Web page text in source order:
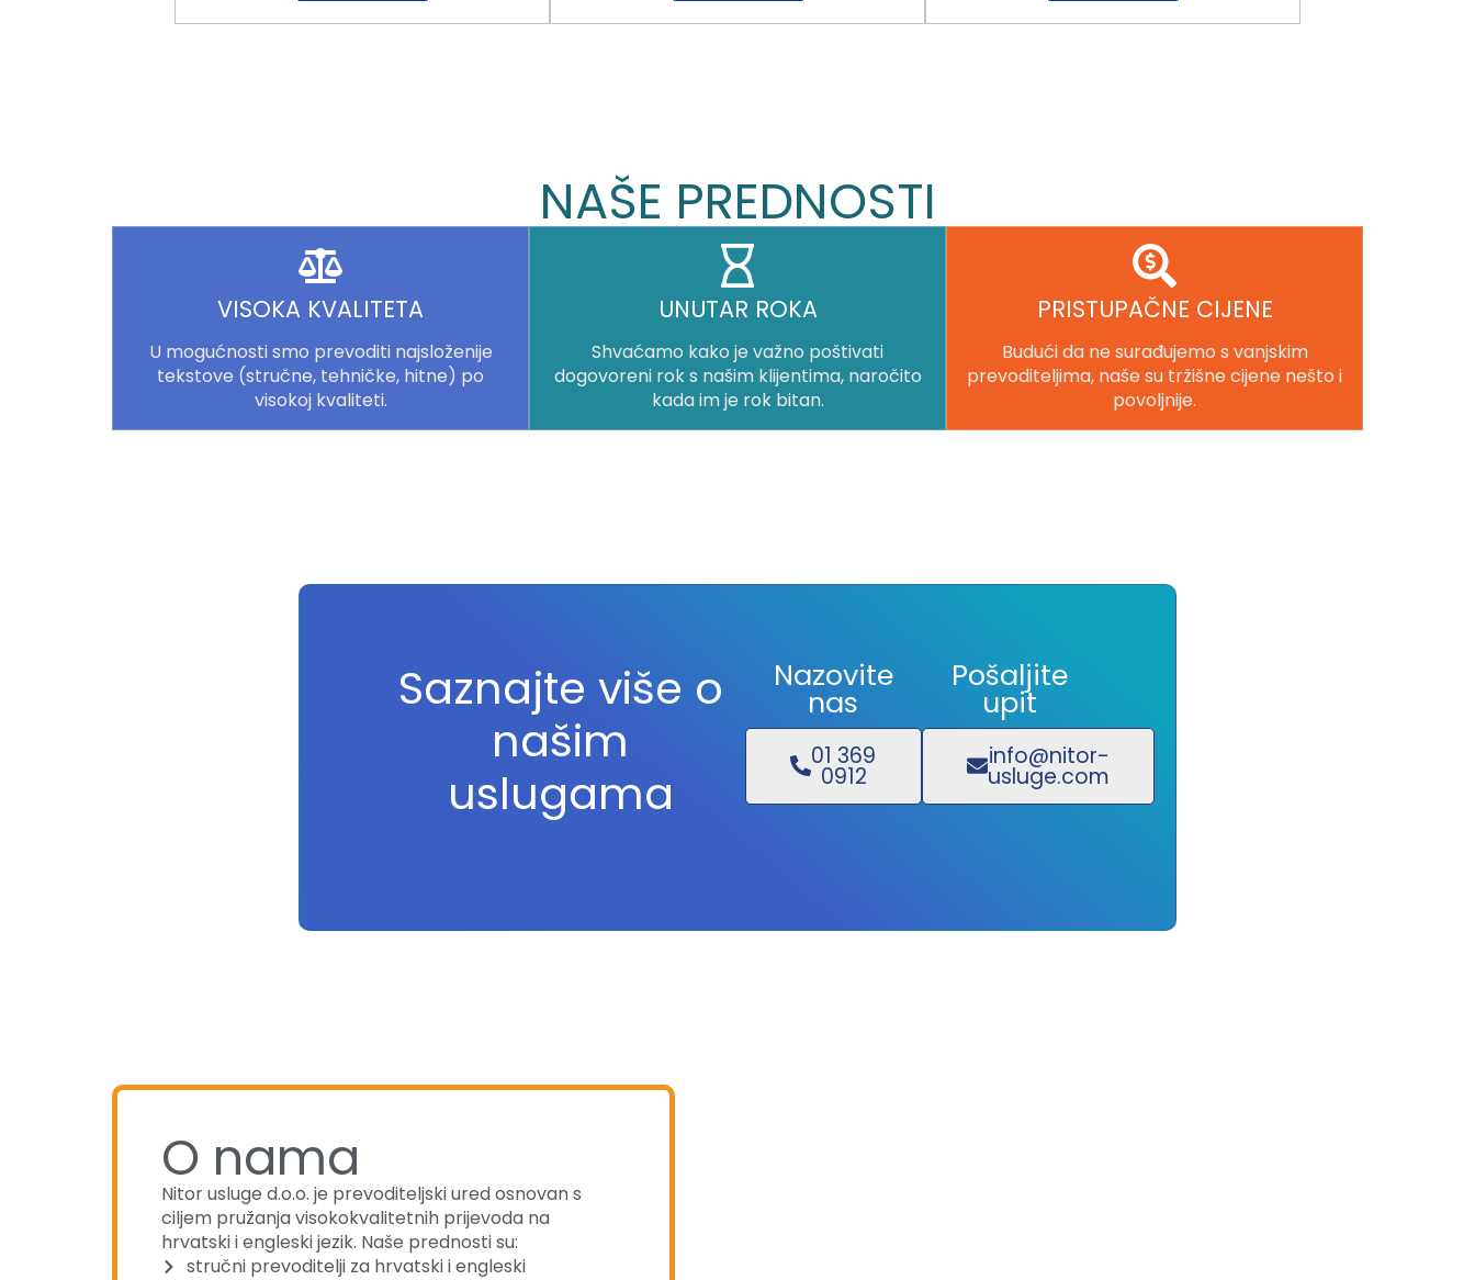
NAŠE PREDNOSTI
VISOKA KVALITETA
U mogućnosti smo prevoditi najsloženije
tekstove (stručne, tehničke, hitne) po
visokoj kvaliteti.
UNUTAR ROKA
Shvaćamo kako je važno poštivati
dogovoreni rok s našim klijentima, naročito
kada im je rok bitan.
PRISTUPAČNE CIJENE
Budući da ne surađujemo s vanjskim
prevoditeljima, naše su tržišne cijene nešto i
povoljnije.
Saznajte više o
našim
uslugama
Nazovite
nas
01 369
0912
Pošaljite
upit
info@nitor-
usluge.com
O nama
Nitor usluge d.o.o. je prevoditeljski ured osnovan s
ciljem pružanja visokokvalitetnih prijevoda na
hrvatski i engleski jezik. Naše prednosti su:
stručni prevoditelji za hrvatski i engleski